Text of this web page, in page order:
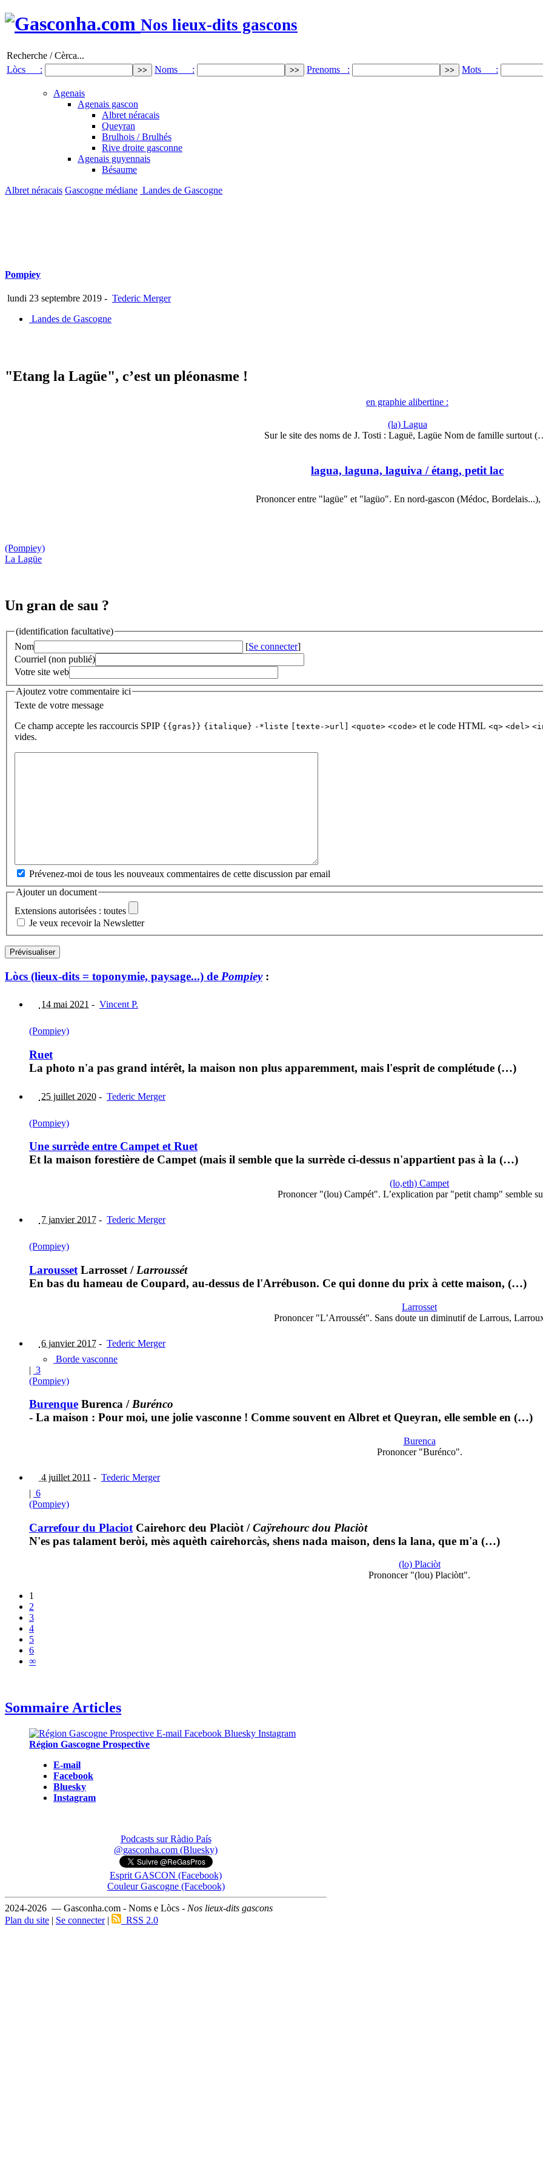
Nos lieux-dits gascons
Recherche / Cèrca...
Lòcs :
Noms : Prenoms : Mots :
Agenais
Agenais gascon
Albret néracais
Queyran
Brulhois / Brulhés
Rive droite gasconne
Agenais guyennais
Bésaume
Albret néracais Gascogne médiane Landes de Gascogne
Pompiey
lundi 23 septembre 2019 - Tederic Merger
Landes de Gascogne
"Etang la Lagüe", c’est un pléonasme !
en graphie alibertine :
(la) Lagua
Sur le site des noms de J. Tosti : Laguë, Lagüe Nom de famille surtout
lagua, laguna, laguiva / étang, petit lac
Prononcer entre "lagüe" et "lagüo". En nord-gascon (Médoc,
(Pompiey)
La Lagüe
Un gran de sau ?
(identification facultative)
Nom
[Se connecter]
Courriel (non publié)
Votre site web
Ajoutez votre commentaire ici
Texte de votre message
Ce champ accepte les raccourcis SPIP {{gras}} {italique} -*liste [texte->url] <quote> <code> et le code HTML <q> <del>
vides.
Prévenez-moi de tous les nouveaux commentaires de cette discussion par email
Ajouter un document
Extensions autorisées : toutes
Je veux recevoir la Newsletter
Lòcs (lieux-dits = toponymie, paysage...) de Pompiey:
14 mai 2021 - Vincent P.
(Pompiey)
Ruet
La photo n'a pas grand intérêt, la maison non plus apparemment, mais l'esprit de complétude (…)
25 juillet 2020 - Tederic Merger
(Pompiey)
Une surrède entre Campet et Ruet
Et la maison forestière de Campet (mais il semble que la surrède ci-dessus n'appartient pas à la (…)
(lo,eth) Campet
Prononcer "(lou) Campét". L’explication par "petit champ" semble
7 janvier 2017 - Tederic Merger
(Pompiey)
Larousset Larrosset / Larroussét
En bas du hameau de Coupard, au-dessus de l'Arrébuson. Ce qui donne du prix à cette maison, (…)
Larrosset
Prononcer "L’Arroussét". Sans doute un diminutif de Larrous,
6 janvier 2017 - Tederic Merger
Borde vasconne
| 3
(Pompiey)
Burenque Burenca /Burénco
- La maison : Pour moi, une jolie vasconne ! Comme souvent en Albret et Queyran, elle semble en (…)
Burenca
Prononcer "Burénco".
4 juillet 2011 - Tederic Merger
| 6
(Pompiey)
Carrefour du Placiot Cairehorc deu Placiòt /Caÿrehourc dou Placiòt
N'es pas talament beròi, mès aquèth cairehorcàs, shens nada maison, dens la lana, que m'a (…)
(lo) Placiòt
Prononcer "(lou) Placiòtt".
1
2
3
4
5
6
∞
Sommaire Articles
Région Gascogne Prospective
E-mail
Facebook
Bluesky
Instagram
Podcasts sur Ràdio País
@gasconha.com (Bluesky)
Esprit GASCON (Facebook)
Couleur Gascogne (Facebook)
2024-2026 — Gasconha.com - Noms e Lòcs - Nos lieux-dits gascons
Plan du site | Se connecter| RSS 2.0